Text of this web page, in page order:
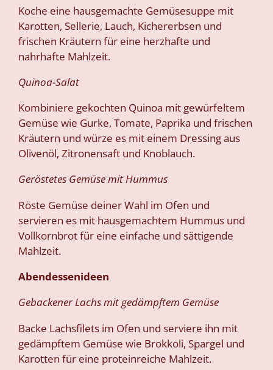
Koche eine hausgemachte Gemüsesuppe mit
Karotten, Sellerie, Lauch, Kichererbsen und
frischen Kräutern für eine herzhafte und
nahrhafte Mahlzeit.
Quinoa-Salat
Kombiniere gekochten Quinoa mit gewürfeltem
Gemüse wie Gurke, Tomate, Paprika und frischen
Kräutern und würze es mit einem Dressing aus
Olivenöl, Zitronensaft und Knoblauch.
Geröstetes Gemüse mit Hummus
Röste Gemüse deiner Wahl im Ofen und
servieren es mit hausgemachtem Hummus und
Vollkornbrot für eine einfache und sättigende
Mahlzeit.
Abendessenideen
Gebackener Lachs mit gedämpftem Gemüse
Backe Lachsfilets im Ofen und serviere ihn mit
gedämpftem Gemüse wie Brokkoli, Spargel und
Karotten für eine proteinreiche Mahlzeit.